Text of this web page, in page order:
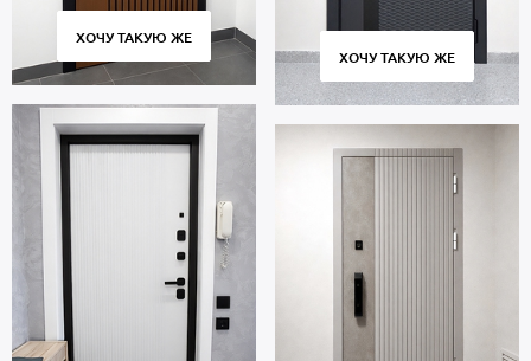
ХОЧУ ТАКУЮ ЖЕ
ХОЧУ ТАКУЮ ЖЕ